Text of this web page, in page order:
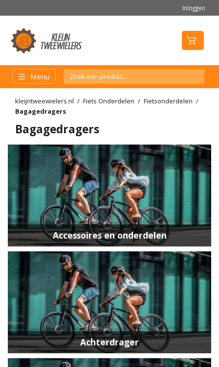
Inloggen
Menu
kleijntweewielers.nl Fiets Onderdelen
Fietsonderdelen
Bagagedragers
Bagagedragers
Accessoires en onderdelen
Achterdrager